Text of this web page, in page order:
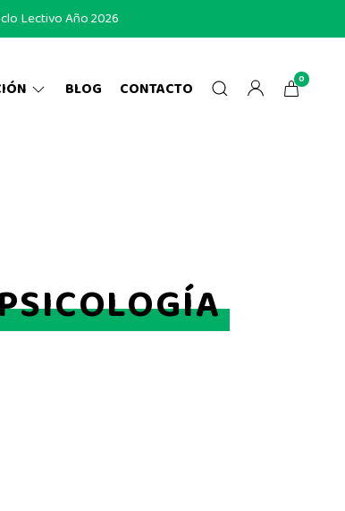
Lectivo Año 2026
BLOG CONTACTO 0